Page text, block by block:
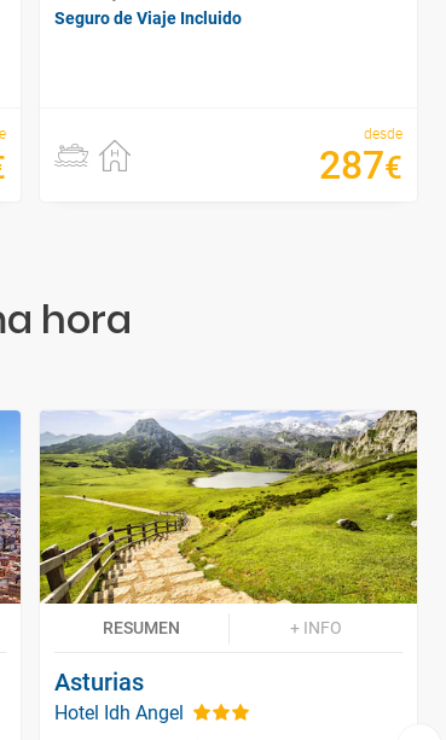
Seguro de Viaje Incluido
desde
287€
hora
RESUMEN + INFO
Asturias
Hotel Idh Angel